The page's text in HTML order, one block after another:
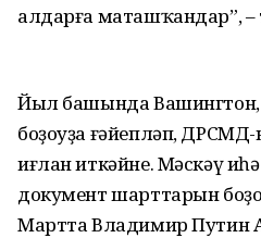
алдарға маташҡандар”, –
Йыл башында Вашингтон,
боҙоуҙа ғәйепләп,
иғлан иткәйне. Мәскәү
документ шарттарын
Мартта Владимир Путин